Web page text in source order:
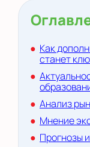
Как
станет
Анализ
Мнение
Прогнозы